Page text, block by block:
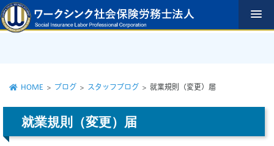
コ
ン
テ
HOME > ブログ > スタッフブログ > 就業規則（変更）届
就業規則（変更）届